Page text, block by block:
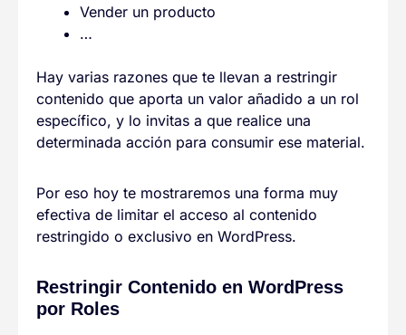
Vender un producto
…
Hay varias razones que te llevan a restringir
contenido que aporta un valor añadido a un rol
específico, y lo invitas a que realice una
determinada acción para consumir ese material.
Por eso hoy te mostraremos una forma muy
efectiva de limitar el acceso al contenido
restringido o exclusivo en WordPress.
Restringir Contenido en WordPress
por Roles